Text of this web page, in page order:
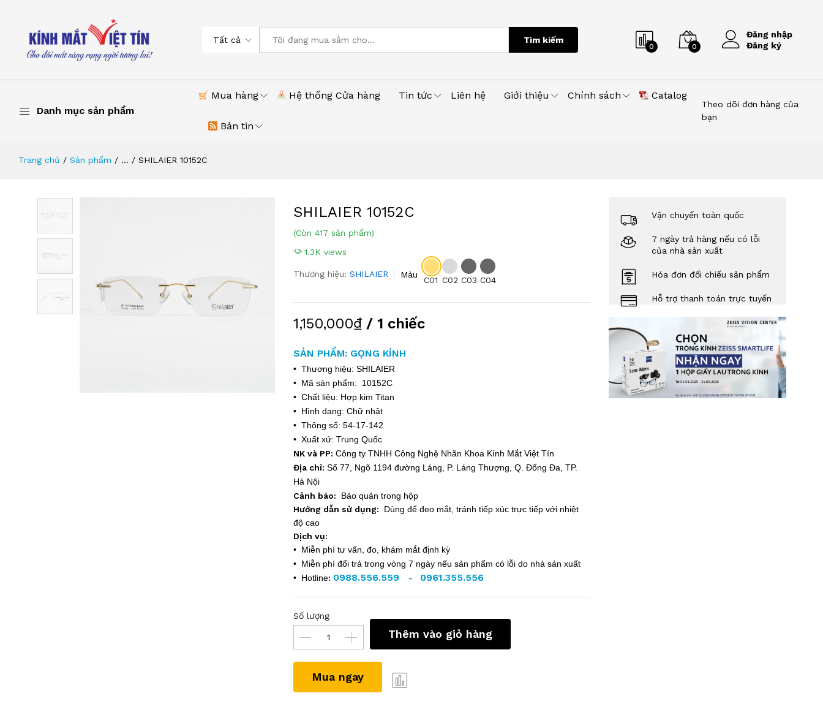
Tất cả Tìm kiếm
0 0
Đăng nhập
Đăng ký
Danh mục sản phẩm
Mua hàng Hệ thống Cửa hàng Tin tức Liên hệ Giới thiệu Chính sách Catalog
Bản tin
Theo dõi đơn hàng của
bạn
Trang chủ Sản phẩm ... SHILAIER 10152C
SHILAIER 10152C
(Còn 417 sản phẩm)
1.3K views
Thương hiệu: SHILAIER Màu
C01 C02 C03 C04
1,150,000₫/ 1 chiếc
SẢN PHẨM: GỌNG KÍNH
• Thương hiệu: SHILAIER
• Mã sản phẩm: 10152C
• Chất liệu: Hợp kim Titan
• Hình dạng: Chữ nhật
• Thông số: 54-17-142
• Xuất xứ: Trung Quốc
NK và PP: Công ty TNHH Công Nghệ Nhãn Khoa Kính Mắt Việt Tín
Địa chỉ: Số 77, Ngõ 1194 đường Láng, P. Láng Thượng, Q. Đống Đa, TP.
Hà Nội
Cảnh báo: Bảo quản trong hộp
Hướng dẫn sử dụng: Dùng để đeo mắt, tránh tiếp xúc trực tiếp với nhiệt
độ cao
Dịch vụ:
• Miễn phí tư vấn, đo, khám mắt định kỳ
• Miễn phí đổi trả trong vòng 7 ngày nếu sản phẩm có lỗi do nhà sản xuất
• Hotline: 0988.556.559 - 0961.355.556
Số lượng
Thêm vào giỏ hàng
Mua ngay
Vận chuyển toàn quốc
7 ngày trả hàng nếu có lỗi
của nhà sản xuất
Hóa đơn đối chiếu sản phẩm
Hỗ trợ thanh toán trực tuyến